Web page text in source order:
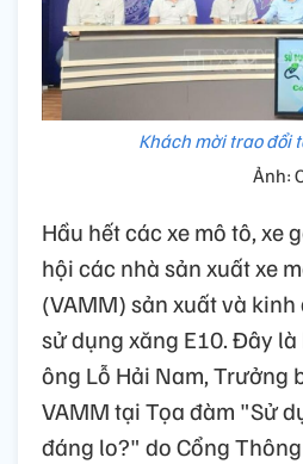
Khách mời trao đổi
Ảnh:
Hầu hết các xe mô tô, xe
hội các nhà sản xuất xe
(VAMM) sản xuất và
sử dụng xăng E10. Đây
ông Lỗ Hải Nam, Trưởng
VAMM tại Tọa đàm "Sử
đáng lo?" do Cổng